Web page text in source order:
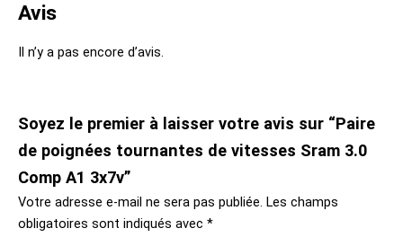
Avis
Il n’y a pas encore d’avis.
Soyez le premier à laisser votre avis sur “Paire
de poignées tournantes de vitesses Sram 3.0
Comp A1 3x7v”
Votre adresse e-mail ne sera pas publiée. Les champs
obligatoires sont indiqués avec *